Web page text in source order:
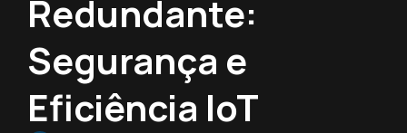
Redundante:
Segurança e
Eficiência IoT